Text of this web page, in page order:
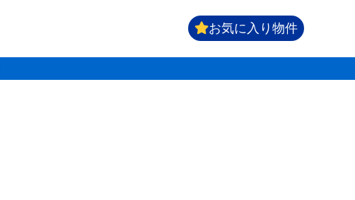
お気に入り物件